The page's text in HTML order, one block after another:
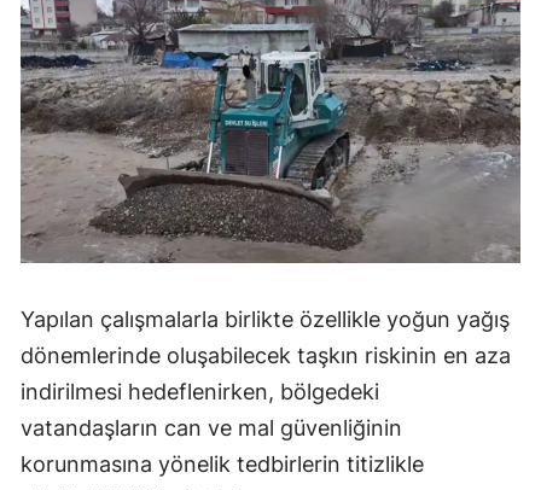
Yapılan çalışmalarla birlikte özellikle yoğun yağış
dönemlerinde oluşabilecek taşkın riskinin en aza
indirilmesi hedeflenirken, bölgedeki
vatandaşların can ve mal güvenliğinin
korunmasına yönelik tedbirlerin titizlikle